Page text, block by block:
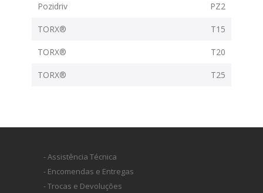
Pozidriv PZ2
TORX® T15
TORX® T20
TORX® T25
- Assistência Técnica
- Encomendas e Entregas
- Trocas e Devoluções